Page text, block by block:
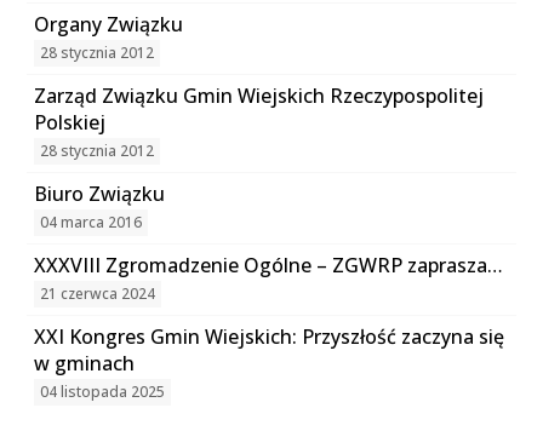
Organy Związku
28 stycznia 2012
Zarząd Związku Gmin Wiejskich Rzeczypospolitej
Polskiej
28 stycznia 2012
Biuro Związku
04 marca 2016
XXXVIII Zgromadzenie Ogólne – ZGWRP zaprasza…
21 czerwca 2024
XXI Kongres Gmin Wiejskich: Przyszłość zaczyna się
w gminach
04 listopada 2025